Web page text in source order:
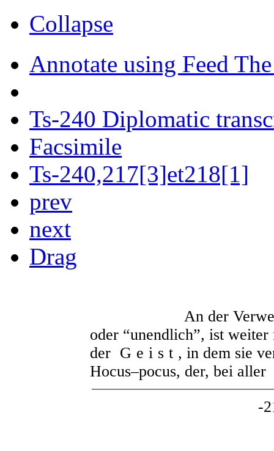
Collapse
Annotate using Feed
Ts-240 Diplomatic
Facsimile
Ts-240,217[3]et218[1]
prev
next
Drag
An der Verwendung
oder “unendlich”, ist weiter
der Geist , in dem sie
Hocus–pocus, der, bei aller
-